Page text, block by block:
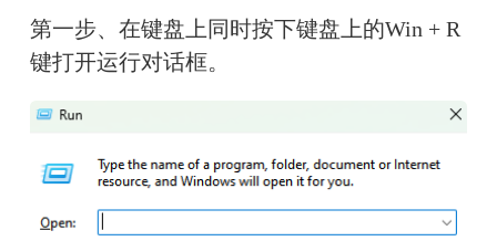
第一步、在键盘上同时按下键盘上的Win + R
键打开运行对话框。